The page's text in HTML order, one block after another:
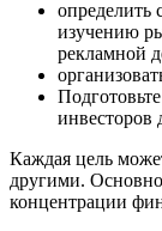
определить
изучению
рекламной
инвесторов
Каждая цель
другими.
концентрации